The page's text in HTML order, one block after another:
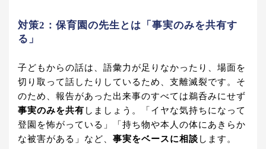
対策2：保育園の先生とは「事実のみを共有す
る」
子どもからの話は、語彙力が足りなかったり、場面を
切り取って話したりしているため、支離滅裂です。そ
のため、報告があった出来事のすべては鵜呑みにせず
事実のみを共有 しましょう。「イヤな気持ちになって
登園を怖がっている」「持ち物や本人の体にあきらか
な被害がある」など、 事実をベースに相談 します。